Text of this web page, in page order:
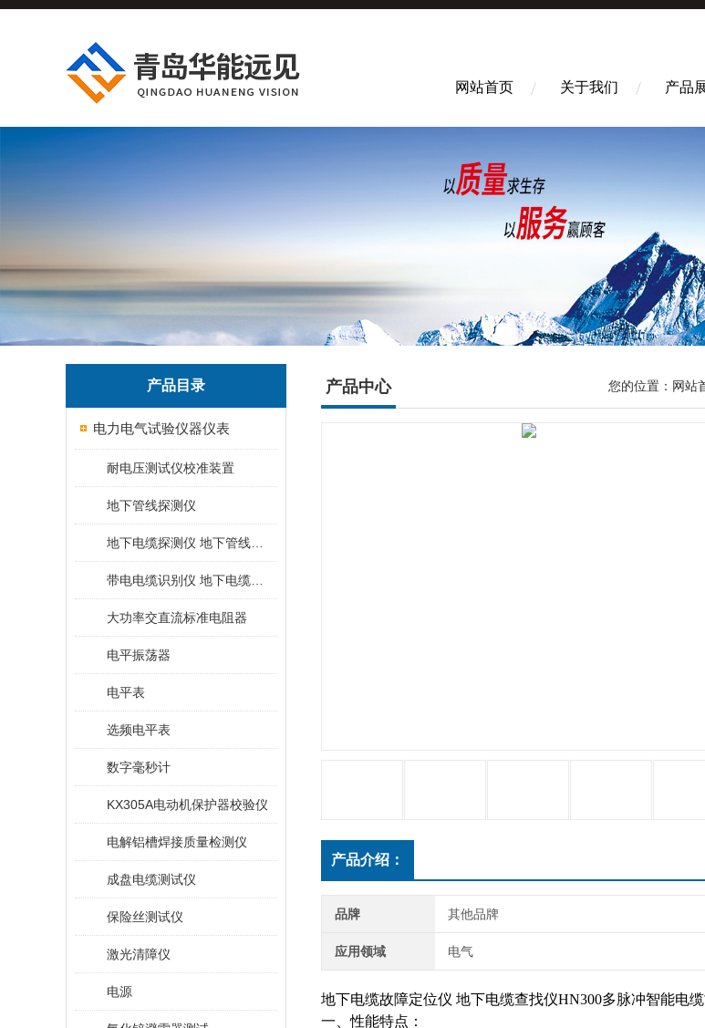
网站首页 关于我们 产品
产品目录
电力电气试验仪器仪表
耐电压测试仪校准装置
地下管线探测仪
大功率交直流标准电阻器
电平振荡器
电平表
选频电平表
数字毫秒计
KX305A电动机保护器校验仪
电解铝槽焊接质量检测仪
成盘电缆测试仪
保险丝测试仪
激光清障仪
电源
产品中心 您的位置： 网站
产品介绍：
品牌 其他品牌
应用领域 电气
地下电缆故障定位仪 地下电缆查找仪HN300多脉冲智能电
一、性能特点：